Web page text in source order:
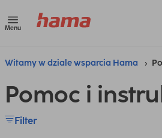
Menu
Witamy w dziale wsparcia Hama
Pomoc i
Filter